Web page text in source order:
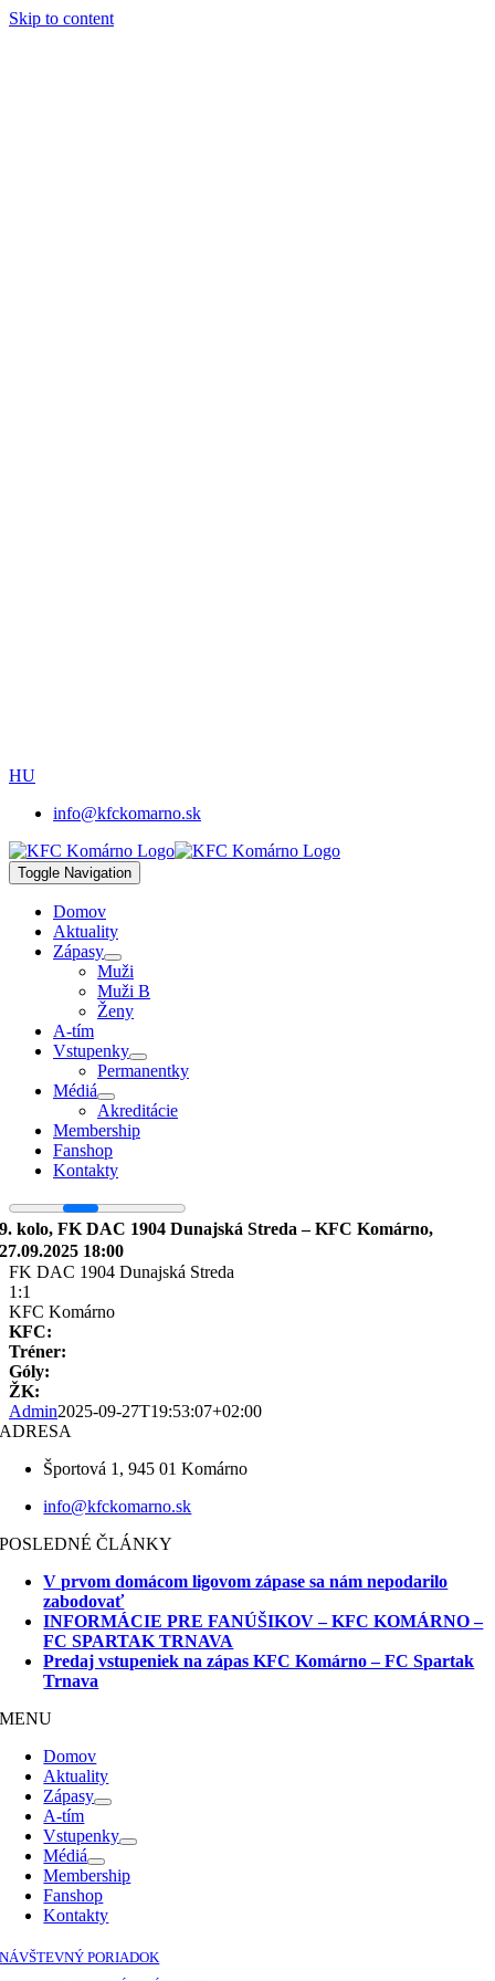
Skip to content
HU
info@kfckomarno.sk
Toggle Navigation
Domov
Aktuality
Zápasy
Muži
Muži B
Ženy
A-tím
Vstupenky
Permanentky
Médiá
Akreditácie
Membership
Fanshop
Kontakty
9. kolo, FK DAC 1904 Dunajská Streda – KFC Komárno,
27.09.2025 18:00
FK DAC 1904 Dunajská Streda
1:1
KFC Komárno
KFC:
Tréner:
Góly:
ŽK:
Admin2025-09-27T19:53:07+02:00
ADRESA
Športová 1, 945 01 Komárno
info@kfckomarno.sk
POSLEDNÉ ČLÁNKY
V prvom domácom ligovom zápase sa nám nepodarilo
zabodovať
INFORMÁCIE PRE FANÚŠIKOV – KFC KOMÁRNO –
FC SPARTAK TRNAVA
Predaj vstupeniek na zápas KFC Komárno – FC Spartak
Trnava
MENU
Domov
Aktuality
Zápasy
A-tím
Vstupenky
Médiá
Membership
Fanshop
Kontakty
NÁVŠTEVNÝ PORIADOK